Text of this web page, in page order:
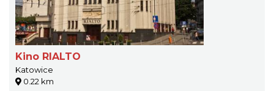
Kino RIALTO
Katowice
0.22 km